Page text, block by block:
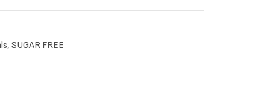
, SUGAR FREE